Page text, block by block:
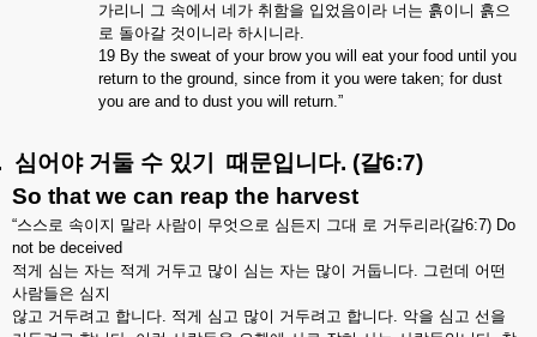
가리니 그 속에서 네가 취함을 입었음이라 너는 흙이니 흙으
로 돌아갈 것이니라 하시니라.
19 By the sweat of your brow you will eat your food until you
return to the ground, since from it you were taken; for dust
you are and to dust you will return.”
심어야 거둘 수 있기 때문입니다. (갈6:7)
So that we can reap the harvest
“스스로 속이지 말라 사람이 무엇으로 심든지 그대 로 거두리라(갈6:7) Do
not be deceived
적게 심는 자는 적게 거두고 많이 심는 자는 많이 거둡니다. 그런데 어떤
사람들은 심지
않고 거두려고 합니다. 적게 심고 많이 거두려고 합니다. 악을 심고 선을